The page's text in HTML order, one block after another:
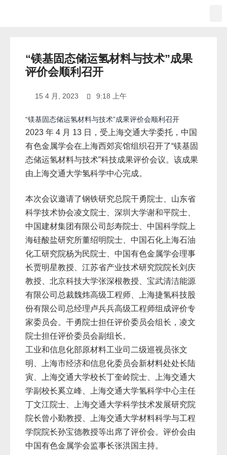
​“镁基固态储运氢材料与技术”成果评
价会顺利召开
15 4 月, 2023 9:18 上午
“镁基固态储运氢材料与技术”成果评价会顺利召开
2023 年 4 月 13 日，受上海交通大学委托，中国
有色金属学会在上海西郊宾馆组织召开了“镁基固
态储运氢材料与技术”科技成果评价会议。该成果
由上海交通大学氢科学中心完成。
本次会议邀请了钢铁研究总院干勇院士、山东省
科学技术协会凌文院士、深圳大学谢和平院士、
中国建材集团有限公司彭寿院士、中国科学院上
海硅酸盐研究所董绍明院士、中国石化上海石油
化工研究院杨为民院士、中国有色金属学会理事
长贾明星教授、江苏省产业技术研究院院长刘庆
教授、北京科技大学张深根教授、宝武清洁能源
有限公司总裁魏炜高级工程师、上海捷氢科技股
份有限公司总经理卢兵兵高级工程师组成评价专
家委员会。干勇院士担任评价委员会组长，凌文
院士担任评价委员会副组长。
工业和信息化部原材料工业司二级巡视员张文
明、上海市经济和信息化委员会新材料处处长陆
寅、上海交通大学校长丁奎岭院士、上海交通大
学副校长奚立峰、上海交通大学氢科学中心主任
丁文江院士、上海交通大学科学技术发展研究院
院长曾小勤教授、上海交通大学材料科学与工程
学院院长孙宝德教授等出席了评价会。评价会由
中国有色金属学会监事长张洪国主持。